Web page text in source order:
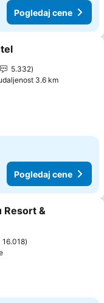
Pogledaj cene
5.332
3.6 km
Pogledaj cene
favorite
Resort &
16.018